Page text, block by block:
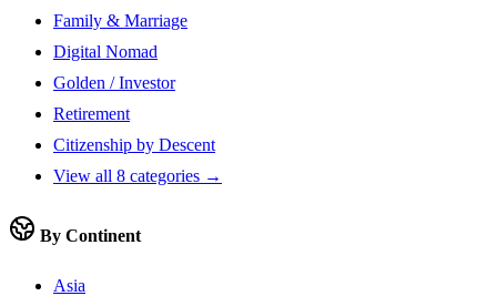
Family & Marriage
Digital Nomad
Golden / Investor
Retirement
Citizenship by Descent
View all 8 categories →
By Continent
Asia